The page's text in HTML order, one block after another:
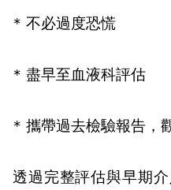
* 不必過度恐慌
* 盡早至血液科評估
* 攜帶過去檢驗報告，
透過完整評估與早期